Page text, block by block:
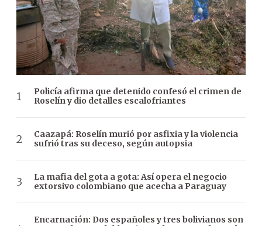
Policía afirma que detenido confesó el crimen de
Roselín y dio detalles escalofriantes
Caazapá: Roselín murió por asfixia y la violencia
sufrió tras su deceso, según autopsia
La mafia del gota a gota: Así opera el negocio
extorsivo colombiano que acecha a Paraguay
Encarnación: Dos españoles y tres bolivianos son